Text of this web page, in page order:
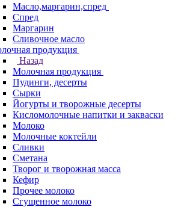
Масло,маргарин,спред
Спред
Маргарин
Сливочное масло
продукция
Назад
Молочная продукция
Пудинги, десерты
Сырки
Йогурты и творожные десерты
Кисломолочные напитки и закваски
Молоко
Молочные коктейли
Сливки
Сметана
Творог и творожная масса
Кефир
Прочее молоко
Сгущенное молоко